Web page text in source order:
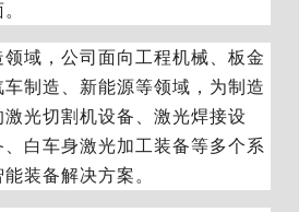
域，公司面向工程机械、板金
制造、新能源等领域，为制造
光切割机设备、激光焊接设
白车身激光加工装备等多个系
装备解决方案。